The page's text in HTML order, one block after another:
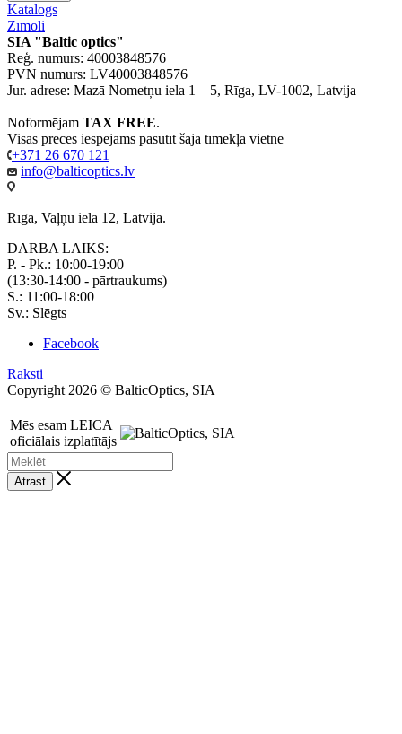
Katalogs
Zīmoli
SIA "Baltic optics"
Reģ. numurs: 40003848576
PVN numurs: LV40003848576
Jur. adrese: Mazā Nometņu iela 1 – 5, Rīga, LV-1002, Latvija
Noformējam TAX FREE.
Visas preces iespējams pasūtīt šajā tīmekļa vietnē
+371 26 670 121
info@balticoptics.lv
Rīga, Vaļņu iela 12, Latvija.
DARBA LAIKS:
P. - Pk.: 10:00-19:00
(13:30-14:00 - pārtraukums)
S.: 11:00-18:00
Sv.: Slēgts
Facebook
Raksti
Copyright 2026 © BalticOptics, SIA
Mēs esam LEICA
oficiālais izplatītājs
Atrast